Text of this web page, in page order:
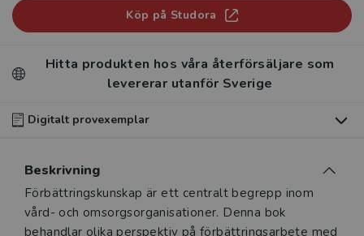
Köp på Studora
Hitta produkten hos våra återförsäljare som
levererar utanför Sverige
Digitalt provexemplar
digitalt provexemplar av den här produkten
Våra digitala provexemplar tillhandahålls via Studora.se
och ger dig tillgång till boken under 180 dagar. Observera
Beskrivning
Beskrivning
Förbättringskunskap är ett centralt begrepp inom
vård- och omsorgsorganisationer. Denna bok
behandlar olika perspektiv på förbättringsarbete med